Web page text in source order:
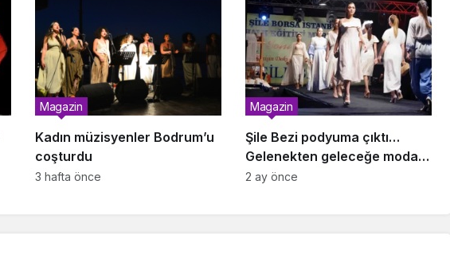
Kadın müzisyenler Bodrum’u
coşturdu
Magazin
3 hafta önce
Şile Bezi podyuma çıktı…
Gelenekten geleceğe moda
şöleni
Magazin
2 ay önce